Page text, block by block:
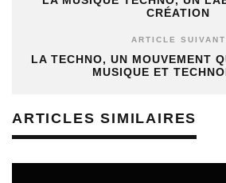
CRÉATION
ARTICLE SUIVANT
LA TECHNO, UN MOUVEMENT
MUSIQUE ET
ARTICLES SIMILAIRES